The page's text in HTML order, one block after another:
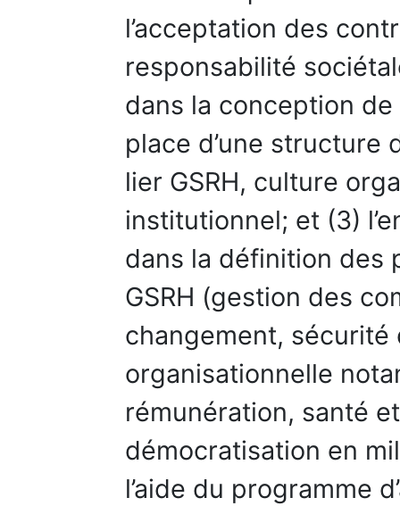
l’acceptation des
responsabilité
dans la conception
place d’une structure
lier GSRH, culture
institutionnel; et (3)
dans la définition des
GSRH (gestion des
changement, sécurité
organisationnelle
rémunération, santé
démocratisation en
l’aide du programme